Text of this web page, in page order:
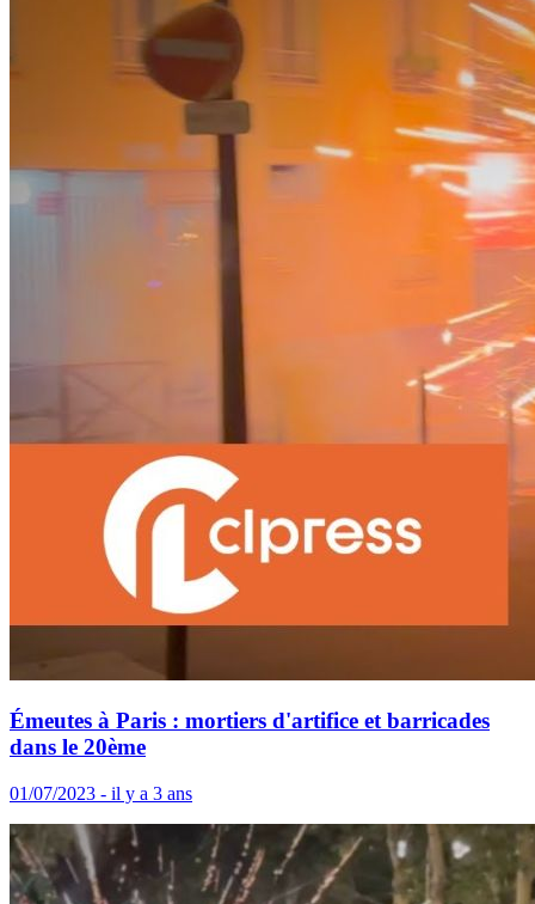
Émeutes à Paris : mortiers d'artifice et barricades
dans le 20ème
01/07/2023 - il y a 3 ans